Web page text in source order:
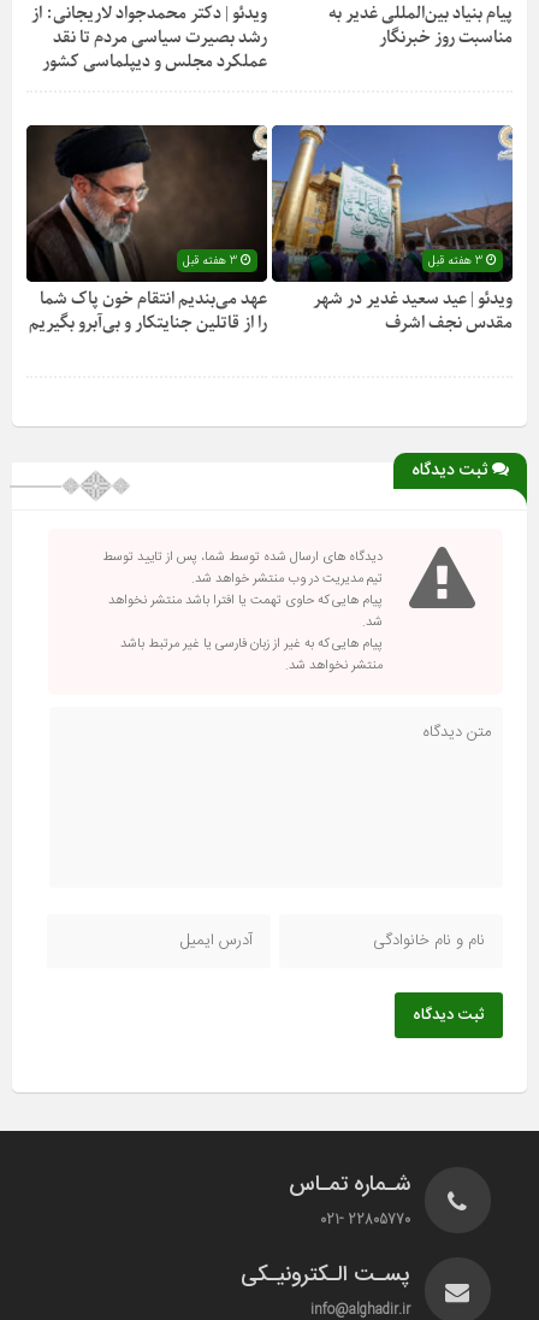
پیام بنیاد بین‌المللی غدیر به
مناسبت روز خبرنگار
ویدئو | دکتر محمدجواد لاریجانی: از
رشد بصیرت سیاسی مردم تا نقد
عملکرد مجلس و دیپلماسی کشور
3 هفته قبل
ویدئو | عید سعید غدیر در شهر
مقدس نجف اشرف
عهد می‌بندیم انتقام خون پاک شما
را از قاتلین جنایتکار و بی‌آبرو بگیریم
ثبت دیدگاه
دیدگاه های ارسال شده توسط شما، پس از تایید توسط
تیم مدیریت در وب منتشر خواهد شد.
پیام هایی که حاوی تهمت یا افترا باشد منتشر نخواهد
شد.
پیام هایی که به غیر از زبان فارسی یا غیر مرتبط باشد
منتشر نخواهد شد.
ثبت دیدگاه
شـماره تمـاس
22805770 -021
پسـت الـکترونیـکی
info@alghadir.ir